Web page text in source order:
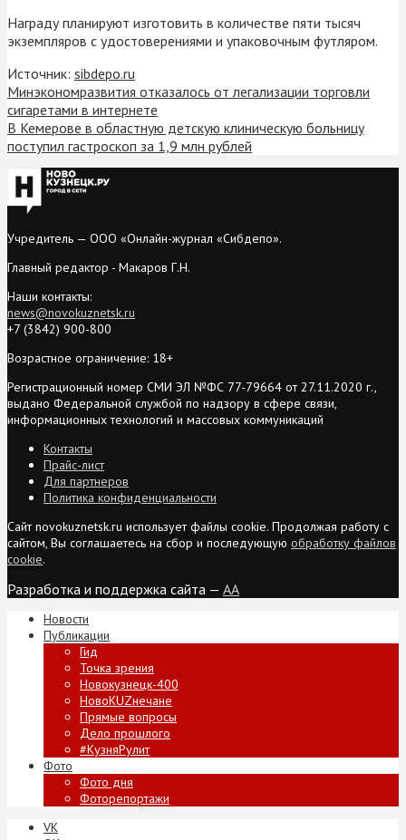
Награду планируют изготовить в количестве пяти тысяч
экземпляров с удостоверениями и упаковочным футляром.
Источник: sibdepo.ru
Минэкономразвития отказалось от легализации торговли
сигаретами в интернете
В Кемерове в областную детскую клиническую больницу
поступил гастроскоп за 1,9 млн рублей
Учредитель — ООО «Онлайн-журнал «Сибдепо».
Главный редактор - Макаров Г.Н.
Наши контакты:
news@novokuznetsk.ru
+7 (3842) 900-800
Возрастное ограничение: 18+
Регистрационный номер СМИ ЭЛ №ФС 77-79664 от 27.11.2020 г.,
выдано Федеральной службой по надзору в сфере связи,
информационных технологий и массовых коммуникаций
Контакты
Прайс-лист
Для партнеров
Политика конфиденциальности
Сайт novokuznetsk.ru использует файлы cookie. Продолжая работу с
сайтом, Вы соглашаетесь на сбор и последующую обработку файлов
cookie.
Разработка и поддержка сайта — AA
Новости
Публикации
Гид
Точка зрения
Новокузнецк-400
НовоKUZнечане
Прямые вопросы
Дело прошлого
#КузняРулит
Фото
Фото дня
Фоторепортажи
VK